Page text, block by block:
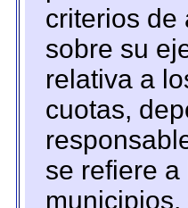
criterios de
sobre su
relativa a
cuotas,
se refiere